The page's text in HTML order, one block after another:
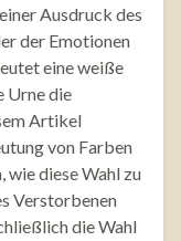
Ausdruck des
der Emotionen
eine weiße
Urne die
Artikel
von Farben
wie diese Wahl zu
Verstorbenen
die Wahl